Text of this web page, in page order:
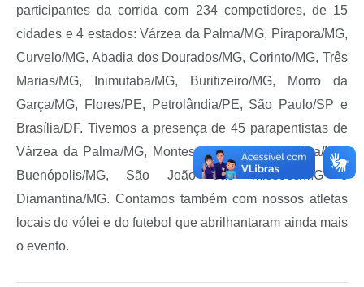
Agenda
Emprega
participantes da corrida com 234 competidores, de 15
cidades e 4 estados: Várzea da Palma/MG, Pirapora/MG,
Curvelo/MG, Abadia dos Dourados/MG, Corinto/MG, Três
Marias/MG, Inimutaba/MG, Buritizeiro/MG, Morro da
Garça/MG, Flores/PE, Petrolândia/PE, São Paulo/SP e
Brasília/DF. Tivemos a presença de 45 parapentistas de
Várzea da Palma/MG, Montes Claros/MG, Janaúba/MG,
Buenópolis/MG, São João das Missões/MG e
Diamantina/MG. Contamos também com nossos atletas
locais do vólei e do futebol que abrilhantaram ainda mais
o evento.